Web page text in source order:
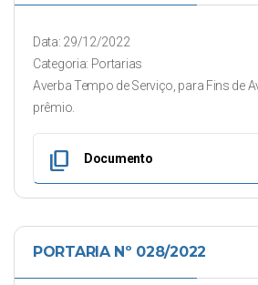
Data: 29/12/2022
Categoria: Portarias
Averba Tempo de Serviço, para Fins de
prêmio.
content_copy Documento
PORTARIA Nº 028/2022